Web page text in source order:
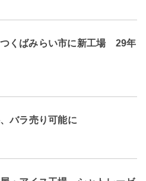
つくばみらい市に新工場 29年
バラ売り可能に